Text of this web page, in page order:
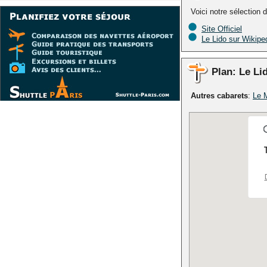
Voici notre sélection
Site Officiel
Le Lido sur
Plan: Le
Autres cabarets: Le